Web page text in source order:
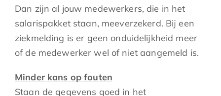
Dan zijn al jouw medewerkers, die in het
salarispakket staan, meeverzekerd. Bij een
ziekmelding is er geen onduidelijkheid meer
of de medewerker wel of niet aangemeld is.
Minder kans op fouten
Staan de gegevens goed in het